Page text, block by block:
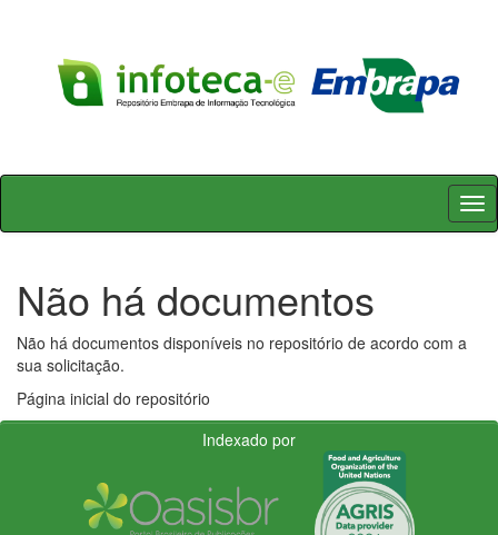
Skip
Não há documentos
Não há documentos disponíveis no repositório de acordo com a
sua solicitação.
Página inicial do repositório
Indexado por